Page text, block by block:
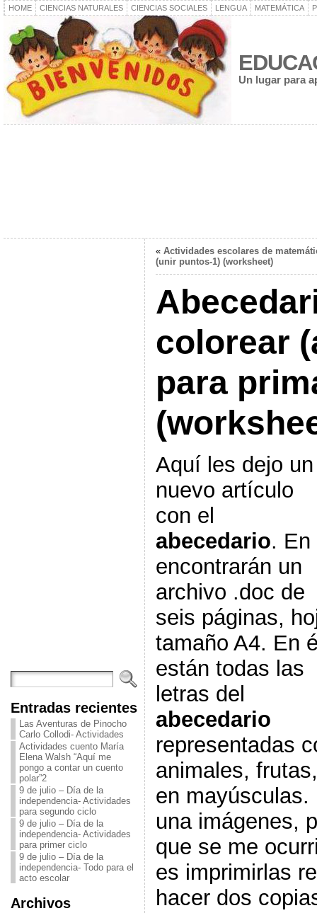
HOME CIENCIAS NATURALES CIENCIAS SOCIALES LENGUA MATEMÁTICA
Un lugar para
Entradas recientes
Las Aventuras de Pinocho
Carlo Collodi- Actividades
Actividades cuento María
Elena Walsh “Aquí me
pongo a contar un cuento
polar”2
9 de julio – Día de la
independencia- Actividades
para segundo ciclo
9 de julio – Día de la
independencia- Actividades
para primer ciclo
9 de julio – Día de la
independencia- Todo para el
acto escolar
Archivos
« Actividades escolares de
(unir puntos-1) (worksheet)
colorear
para
Aquí les dejo un
nuevo artículo
con el
abecedario. En
encontrarán un
archivo .doc de
seis páginas,
tamaño A4. En
están todas las
letras del
abecedario
representadas
animales,
en
una imágenes,
que se me
es imprimirlas
hacer dos